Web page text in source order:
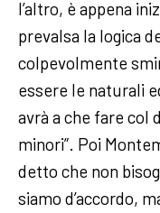
l’altro, è appena
prevalsa la logica
colpevolmente
essere le naturali
avrà a che fare col
minori”. Poi
detto che non
siamo d’accordo,